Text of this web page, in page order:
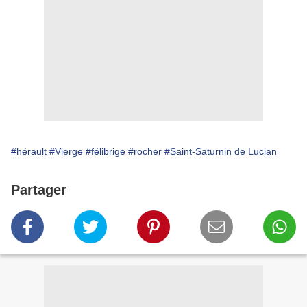
#hérault #Vierge #félibrige #rocher #Saint-Saturnin de Lucian
Partager